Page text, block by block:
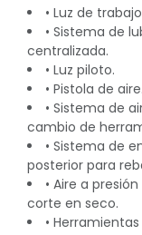
• Luz de
• Sistema de
centralizada.
• Luz piloto.
• Pistola de aire.
• Sistema de
cambio de
• Sistema de
posterior para
• Aire a
corte en seco.
•